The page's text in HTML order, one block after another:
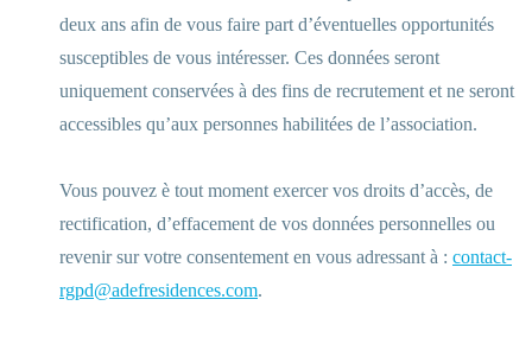
deux ans afin de vous faire part d’éventuelles opportunités
susceptibles de vous intéresser. Ces données seront
uniquement conservées à des fins de recrutement et ne seront
accessibles qu’aux personnes habilitées de l’association.
Vous pouvez è tout moment exercer vos droits d’accès, de
rectification, d’effacement de vos données personnelles ou
revenir sur votre consentement en vous adressant à : contact-
rgpd@adefresidences.com.